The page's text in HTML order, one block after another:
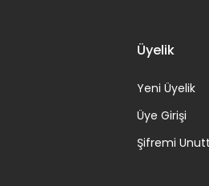
Üyelik
Yeni Üyelik
Üye Girişi
Şifremi